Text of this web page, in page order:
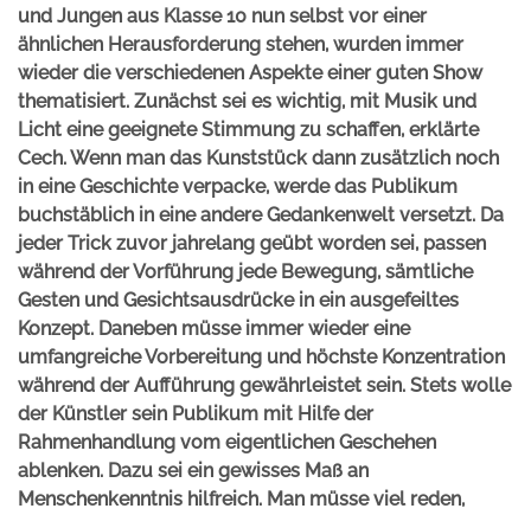
und Jungen aus Klasse 10 nun selbst vor einer
ähnlichen Herausforderung stehen, wurden immer
wieder die verschiedenen Aspekte einer guten Show
thematisiert. Zunächst sei es wichtig, mit Musik und
Licht eine geeignete Stimmung zu schaffen, erklärte
Cech. Wenn man das Kunststück dann zusätzlich noch
in eine Geschichte verpacke, werde das Publikum
buchstäblich in eine andere Gedankenwelt versetzt. Da
jeder Trick zuvor jahrelang geübt worden sei, passen
während der Vorführung jede Bewegung, sämtliche
Gesten und Gesichtsausdrücke in ein ausgefeiltes
Konzept. Daneben müsse immer wieder eine
umfangreiche Vorbereitung und höchste Konzentration
während der Aufführung gewährleistet sein. Stets wolle
der Künstler sein Publikum mit Hilfe der
Rahmenhandlung vom eigentlichen Geschehen
ablenken. Dazu sei ein gewisses Maß an
Menschenkenntnis hilfreich. Man müsse viel reden,